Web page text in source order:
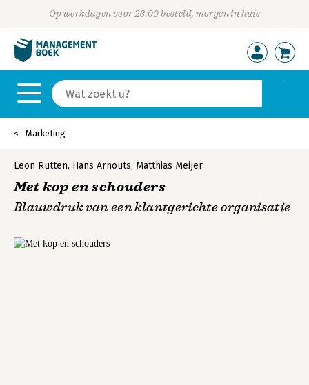
Op werkdagen voor 23:00 besteld, morgen in huis
Marketing
Leon Rutten, Hans Arnouts, Matthias Meijer
Met kop en schouders
Blauwdruk van een klantgerichte organisatie